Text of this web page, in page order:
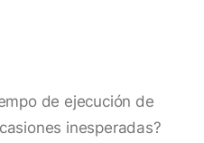
de ejecución de
inesperadas?